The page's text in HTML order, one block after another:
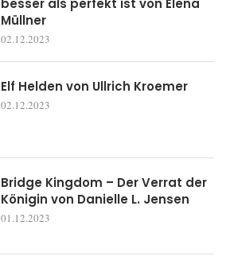
besser als perfekt ist von Elena
Müllner
02.12.2023
Elf Helden von Ullrich Kroemer
02.12.2023
Bridge Kingdom – Der Verrat der
Königin von Danielle L. Jensen
01.12.2023